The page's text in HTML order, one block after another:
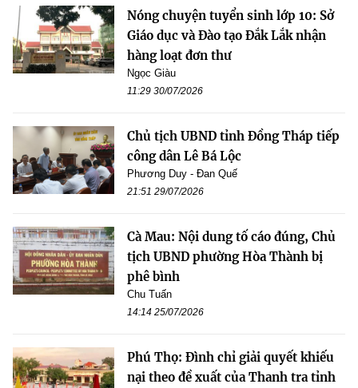
Nóng chuyện tuyển sinh lớp 10: Sở
Giáo dục và Đào tạo Đắk Lắk nhận
hàng loạt đơn thư
Ngọc Giàu
11:29 30/07/2026
Chủ tịch UBND tỉnh Đồng Tháp tiếp
công dân Lê Bá Lộc
Phương Duy - Đan Quế
21:51 29/07/2026
Cà Mau: Nội dung tố cáo đúng, Chủ
tịch UBND phường Hòa Thành bị
phê bình
Chu Tuấn
14:14 25/07/2026
Phú Thọ: Đình chỉ giải quyết khiếu
nại theo đề xuất của Thanh tra tỉnh